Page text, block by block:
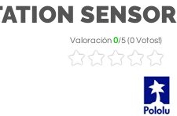
SENSOR
Valoración0/5(0 Votos!)